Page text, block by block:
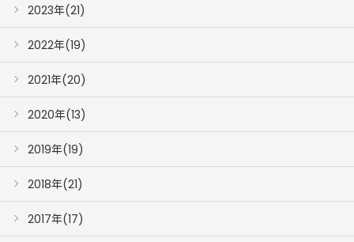
2023年(21)
2022年(19)
2021年(20)
2020年(13)
2019年(19)
2018年(21)
2017年(17)